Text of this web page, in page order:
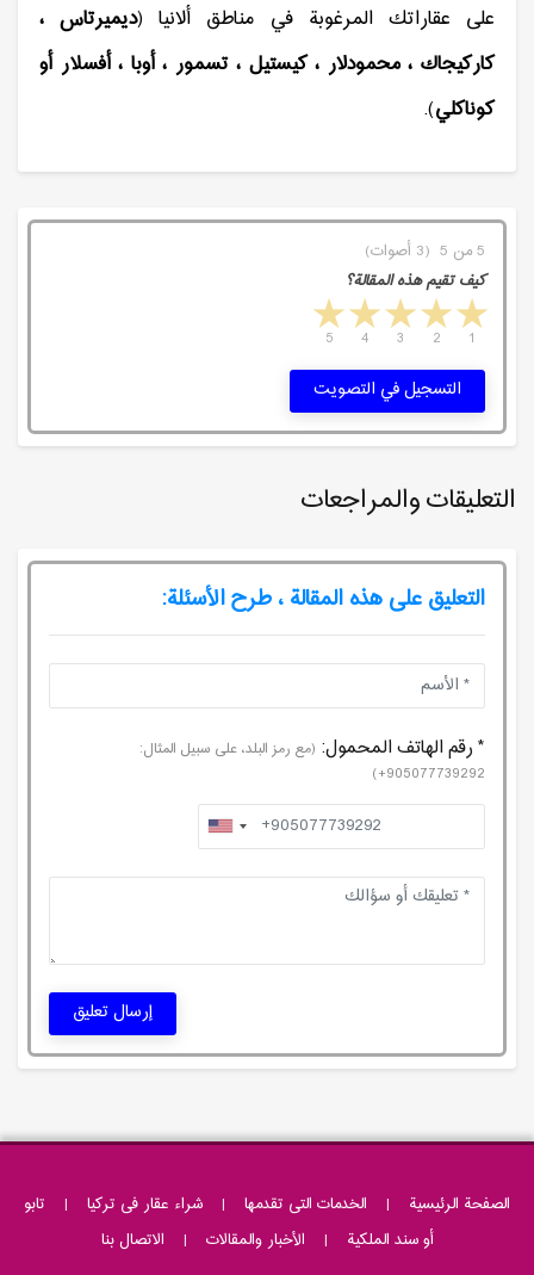
على عقاراتك المرغوبة في مناطق ألانيا (ديميرتاس ،
كاركيجاك ، محمودلار ، كيستيل ، تسمور ، أوبا ، أفسلار أو
كوناكلي).
5 من 5 (3 أصوات)
كيف تقيم هذه المقالة؟
4 stars 3 stars 2 stars 1 star
5 4 3 2 1
التسجيل في التصويت
التعليقات والمراجعات
التعليق على هذه المقالة ، طرح الأسئلة:
* رقم الهاتف المحمول: (مع رمز البلد، على سبيل المثال:
905077739292+)
إرسال تعليق
الصفحة الرئيسية | الخدمات التی تقدمها | شراء عقار فى تركيا | تابو
أو سند الملکیة | الأخبار والمقالات | الاتصال بنا